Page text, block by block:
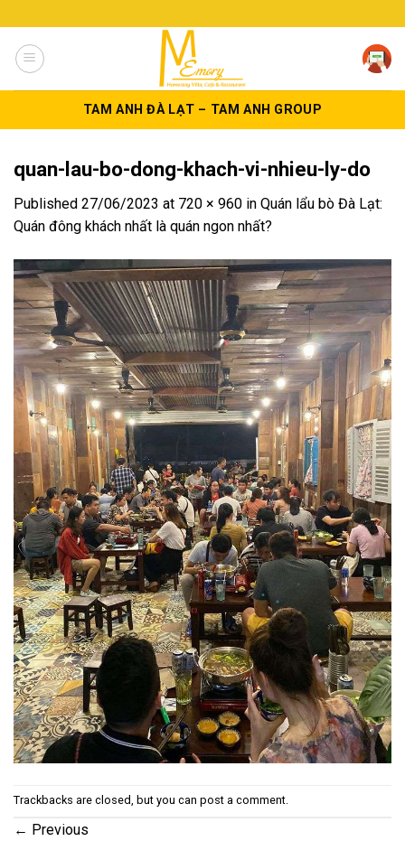
to
content
TAM ANH ĐÀ LẠT – TAM ANH GROUP
quan-lau-bo-dong-khach-vi-nhieu-ly-do
Published 27/06/2023 at 720 × 960 in Quán lẩu bò Đà Lạt:
Quán đông khách nhất là quán ngon nhất?
Trackbacks are closed, but you can post a comment
← Previous